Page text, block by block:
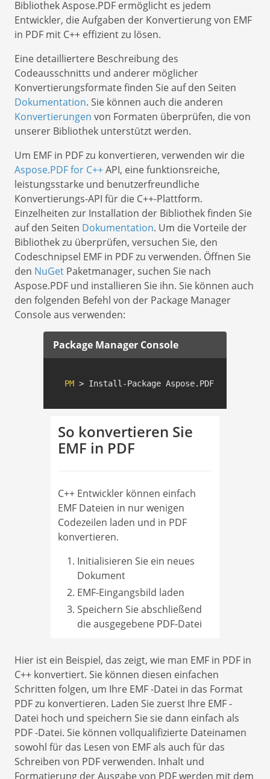
Bibliothek Aspose.PDF ermöglicht es jedem
Entwickler, die Aufgaben der Konvertierung von EMF
in PDF mit C++ effizient zu lösen.
Eine detailliertere Beschreibung des
Codeausschnitts und anderer möglicher
Konvertierungsformate finden Sie auf den Seiten
Dokumentation. Sie können auch die anderen
Konvertierungen von Formaten überprüfen, die von
unserer Bibliothek unterstützt werden.
Um EMF in PDF zu konvertieren, verwenden wir die
Aspose.PDF for C++API, eine funktionsreiche,
leistungsstarke und benutzerfreundliche
Konvertierungs-API für die C++-Plattform.
Einzelheiten zur Installation der Bibliothek finden Sie
auf den Seiten Dokumentation. Um die Vorteile der
Bibliothek zu überprüfen, versuchen Sie, den
Codeschnipsel EMF in PDF zu verwenden. Öffnen Sie
den NuGet Paketmanager, suchen Sie nach
Aspose.PDF und installieren Sie ihn. Sie können auch
den folgenden Befehl von der Package Manager
Console aus verwenden:
Package Manager Console
PM > Install-Package Aspose.PDF.Cpp
So konvertieren Sie
EMF in PDF
C++ Entwickler können einfach
EMF Dateien in nur wenigen
Codezeilen laden und in PDF
konvertieren.
Initialisieren Sie ein neues
Dokument
EMF-Eingangsbild laden
Speichern Sie abschließend
die ausgegebene PDF-Datei
Hier ist ein Beispiel, das zeigt, wie man EMF in PDF in
C++ konvertiert. Sie können diesen einfachen
Schritten folgen, um Ihre EMF -Datei in das Format
PDF zu konvertieren. Laden Sie zuerst Ihre EMF -
Datei hoch und speichern Sie sie dann einfach als
PDF -Datei. Sie können vollqualifizierte Dateinamen
sowohl für das Lesen von EMF als auch für das
Schreiben von PDF verwenden. Inhalt und
Formatierung der Ausgabe von PDF werden mit dem